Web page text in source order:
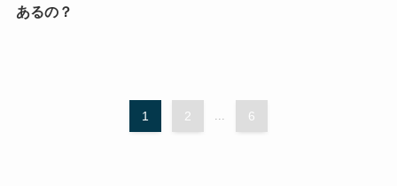
あるの？
1 2 ... 6